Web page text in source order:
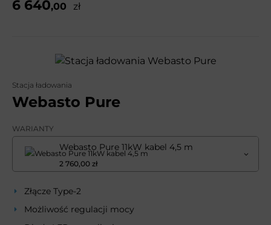
6 640,00 zł
Stacja ładowania
Webasto Pure
WARIANTY
Webasto Pure 11kW kabel 4,5 m
2 760,00 zł
Złącze Type-2
Możliwość regulacji mocy